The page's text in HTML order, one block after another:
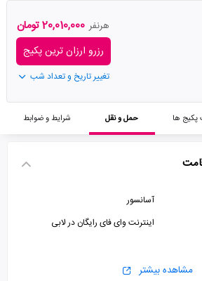
هرنفر 20,010,000 تومان
رزرو ارزان ترین پکیج
تغییر تاریخ و تعداد شب
پکیج ها حمل و نقل شرایط و ضوابط
آسانسور
اینترنت وای فای رایگان در لابی
مشاهده بیشتر